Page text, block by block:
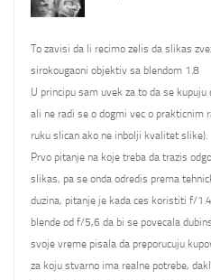
To zavisi da li recimo zelis da slikas
sirokougaoni objektiv sa blendom 1.8
U principu sam uvek za to da se
ali ne radi se o dogmi vec o prakticnim
ruku slican ako ne inbolji kvalitet slike).
Prvo pitanje na koje treba da trazis
slikas, pa se onda odredis prema
duzina, pitanje je kada ces koristiti f/
blende od f/5,6 da bi se povecala
svoje vreme pisala da preporucuju
za koju stvarno ima realne potrebe,